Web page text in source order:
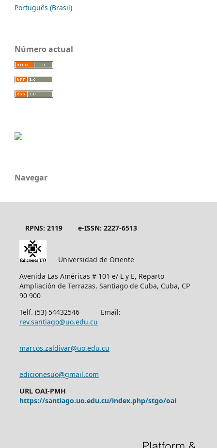
Português (Brasil)
Número actual
Navegar
RPNS: 2119 e-ISSN: 2227-6513
Universidad de Oriente
Avenida Las Américas # 101 e/ L y E, Reparto
Ampliación de Terrazas, Santiago de Cuba, Cuba, CP
90 900
Telf. (53) 54432546 Email:
rev.santiago@uo.edu.cu
marcos.zaldivar@uo.edu.cu
edicionesuo@gmail.com
URL OAI-PMH
https://santiago.uo.edu.cu/index.php/stgo/oai